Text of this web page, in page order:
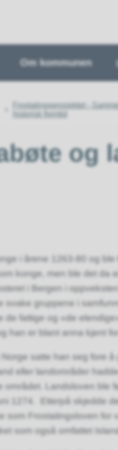
Om kommunen
Frostatingsprosjektet -
historisk fremtid
og
i årene 1263-80 og ble
konge, men ble det da
i Bergen i
svake gruppene i
de fattige og «de
han er blant anna kjent
satte han seg fore
eller landområder
Landsloven ble
1274. Etterpå skjedde
som Frostatingsloven for
som også omfattet